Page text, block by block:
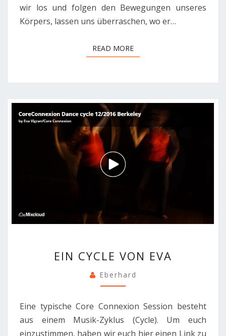
wir los und folgen den Bewegungen unseres
Körpers, lassen uns überraschen, wo er…
READ MOREREAD MORE
CYCLE
EVA
EIN CYCLE VON EVA
Eberhard
Eine typische Core Connexion Session besteht
aus einem Musik-Zyklus (Cycle). Um euch
einzustimmen, haben wir euch hier einen Link zu